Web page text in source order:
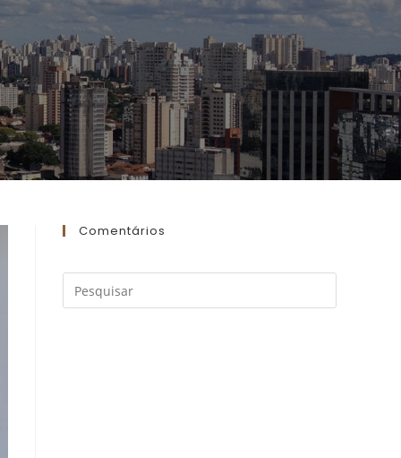
Comentários